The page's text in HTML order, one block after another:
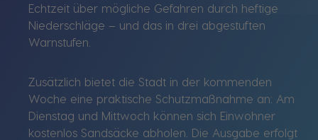
Echtzeit über mögliche Gefahren durch heftige
Niederschläge – und das in drei abgestuften
Warnstufen.
Zusätzlich bietet die Stadt in der kommenden
Woche eine praktische Schutzmaßnahme an: Am
Dienstag und Mittwoch können sich Einwohner
kostenlos Sandsäcke abholen. Die Ausgabe erfolgt